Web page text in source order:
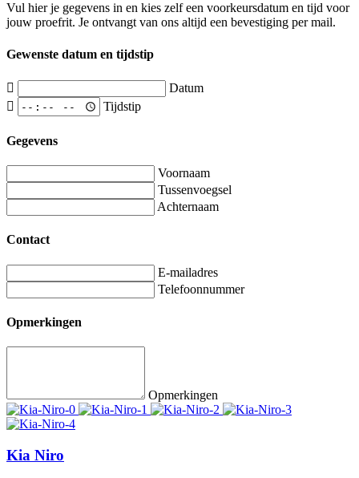
Vul hier je gegevens in en kies zelf een voorkeursdatum en tijd voor
jouw proefrit. Je ontvangt van ons altijd een bevestiging per mail.
Gewenste datum en tijdstip
Datum
Tijdstip
Gegevens
Voornaam
Tussenvoegsel
Achternaam
Contact
E-mailadres
Telefoonnummer
Opmerkingen
Opmerkingen
Kia Niro